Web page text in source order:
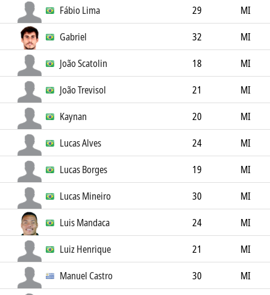
Fábio Lima
29
MI
Gabriel
32
MI
João Scatolin
18
MI
João Trevisol
21
MI
Kaynan
20
MI
Lucas Alves
24
MI
Lucas Borges
19
MI
Lucas Mineiro
30
MI
Luis Mandaca
24
MI
Luiz Henrique
21
MI
Manuel Castro
30
MI